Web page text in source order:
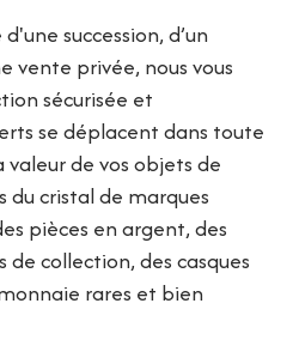
succession, d’un
vente privée, nous vous
sécurisée et
se déplacent dans toute
de vos objets de
du cristal de marques
pièces en argent, des
de collection, des casques
rares et bien